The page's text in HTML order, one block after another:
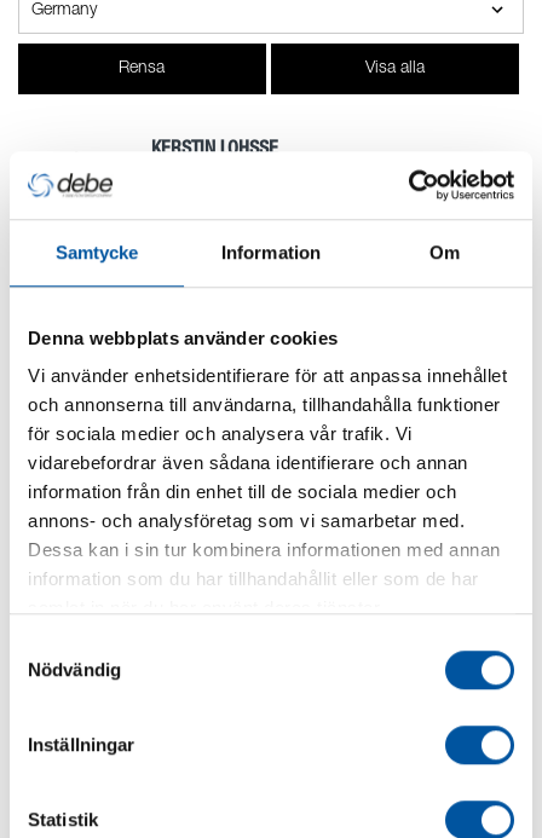
Samtycke Information Om
Denna webbplats använder cookies
Vi använder enhetsidentifierare för att anpassa innehållet
och annonserna till användarna, tillhandahålla funktioner
för sociala medier och analysera vår trafik. Vi
vidarebefordrar även sådana identifierare och annan
information från din enhet till de sociala medier och
annons- och analysföretag som vi samarbetar med.
Dessa kan i sin tur kombinera informationen med annan
information som du har tillhandahållit eller som de har
Nödvändig
Inställningar
Statistik
Rensa Visa alla
KERSTIN LOHSSE
kl@dfg-germany.com
Sales/Administration
+49 372 250 57 00
rif@dfg-germany.com
KHALIMA ESCHE
Finance
+49 372 250 57 00